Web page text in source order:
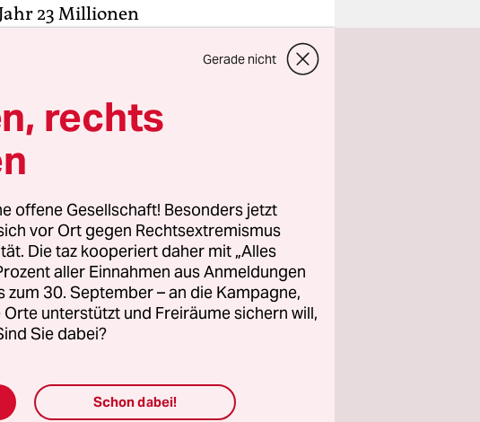
23 Millionen
genutzt.
gewesen.
im Jahr 2015
auf 15
Gerade nicht
rechts
offene Gesellschaft! Besonders jetzt
vor Ort gegen Rechtsextremismus
Die taz kooperiert daher mit „Alles
aller Einnahmen aus Anmeldungen
zum 30. September – an die Kampagne,
unterstützt und Freiräume sichern will,
Sie dabei?
Schon dabei!